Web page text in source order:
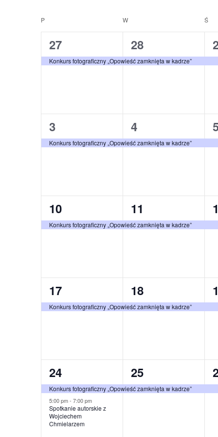
wyszukiwaniu
i
Wydarzenia.
Kalendarz
Wydarzenia
P W Ś
1
wydarzenie,
27
Konkurs fotograficzny „Opowieść zamknięta w kadrze”
1
wydarzenie,
28
1
1
wydarzenie,
3
Konkurs fotograficzny „Opowieść zamknięta w kadrze”
1
wydarzenie,
4
1
1
wydarzenie,
10
Konkurs fotograficzny „Opowieść zamknięta w kadrze”
1
wydarzenie,
11
1
1
wydarzenie,
17
Konkurs fotograficzny „Opowieść zamknięta w kadrze”
1
wydarzenie,
18
1
2
wydarzenia,
24
Konkurs fotograficzny „Opowieść zamknięta w kadrze”
5:00 pm- 7:00 pm
Spotkanie autorskie z
Wojciechem
Chmielarzem
1
wydarzenie,
25
1